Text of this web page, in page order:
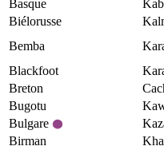
Basque
Biélorusse
Bemba
Blackfoot
Breton
Bugotu
Bulgare
Birman